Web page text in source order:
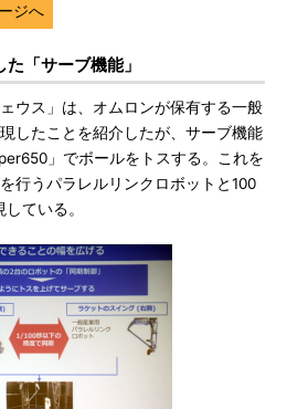
ジへ
「サーブ機能」
ウス」は、オムロンが保有する一般
したことを紹介したが、サーブ機能
」でボールをトスする。これを
行うパラレルリンクロボットと100
ている。